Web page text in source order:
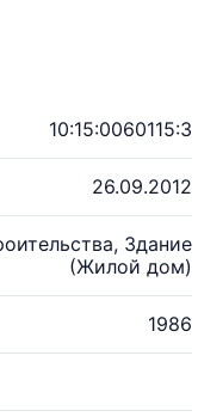
10:15:0060115:3
26.09.2012
Здание
(Жилой дом)
1986